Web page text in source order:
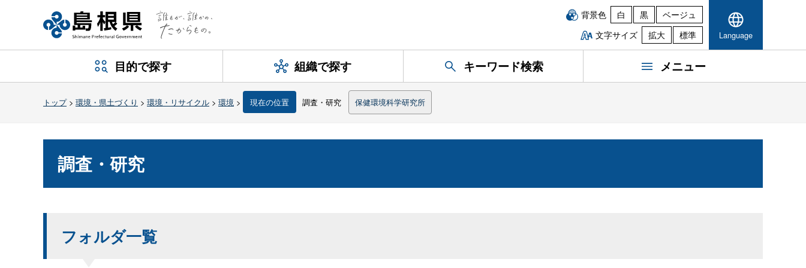
背景色 白 黒
ベージュ
文字サイズ
拡大 標準 Language
目的で探す 組織で探す キーワード検索 メニュー
トップ> 環境・県土づくり > 環境・リサイクル > 環境 > 現在の位置 調査・研究 保健環境科学研究所
調査・研究
フォルダ一覧